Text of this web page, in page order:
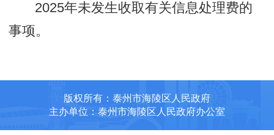
2025年未发生收取有关信息处理费的
事项。
版权所有：泰州市海陵区人民政府
主办单位：泰州市海陵区人民政府办公室